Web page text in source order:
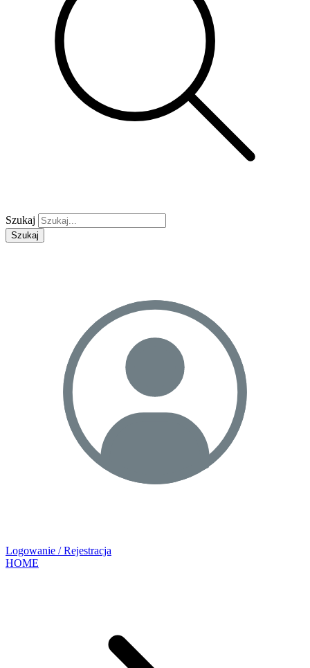
Szukaj
Szukaj
Logowanie / Rejestracja
HOME